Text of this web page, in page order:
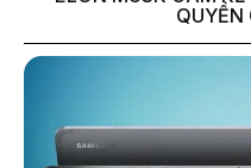
QUYỀN